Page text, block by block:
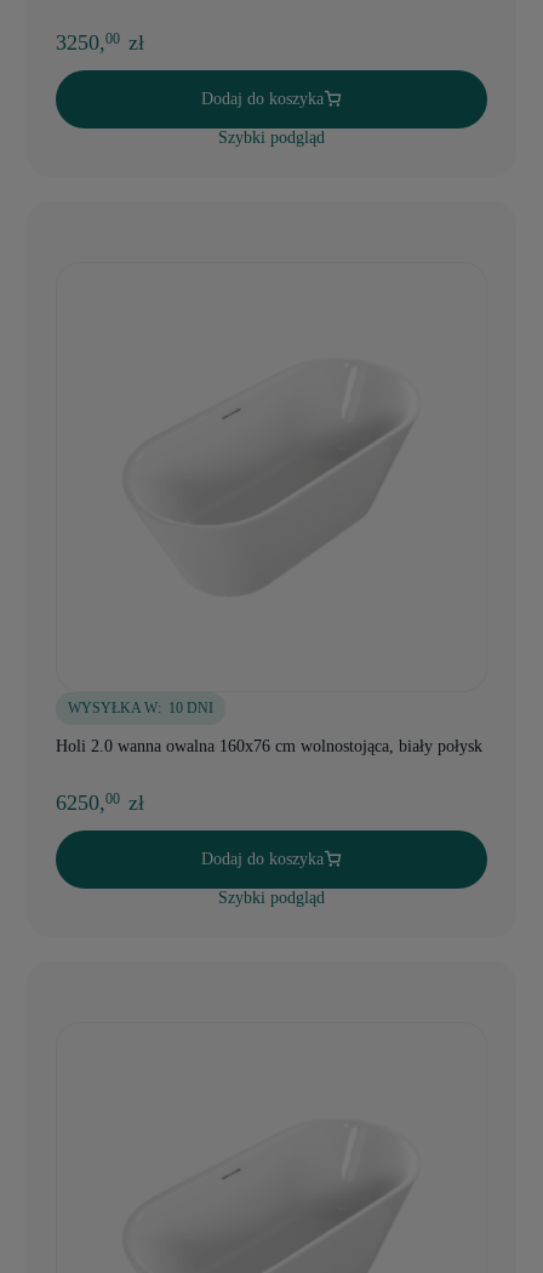
3250,00 zł
Dodaj do koszyka
Szybki podgląd
WYSYŁKA W: 10 DNI
Holi 2.0 wanna owalna 160x76 cm wolnostojąca, biały połysk
6250,00 zł
Dodaj do koszyka
Szybki podgląd